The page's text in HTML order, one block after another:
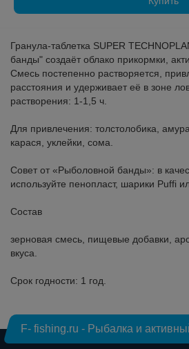
Гранула-таблетка SUPER
банды" создаёт облако прикормки,
Смесь постепенно растворяется,
расстояния и удерживает её в зоне
растворения: 1-1,5 ч.
Для привлечения: толстолобика,
карася, уклейки, сома.
Совет от «Рыболовной банды»: в
используйте пенопласт, шарики Puffi
Состав
зерновая смесь, пищевые добавки,
вкуса.
Срок годности: 1 год.
F- fishing.ru - Рыбалка и